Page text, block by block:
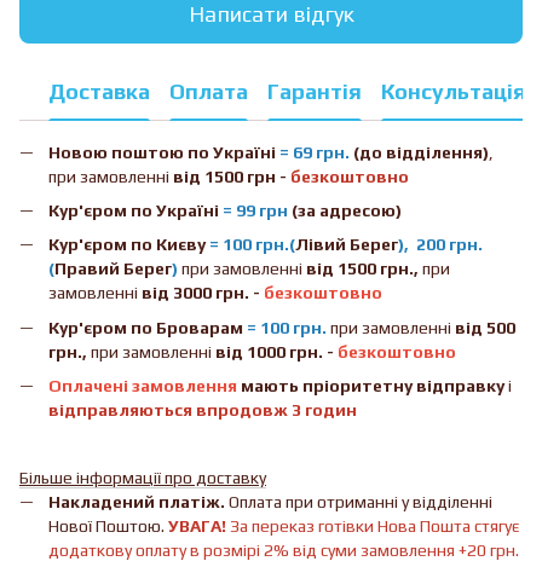
Написати відгук
Доставка Оплата Гарантія Консультація
Новою поштою по Україні = 69 грн. (до відділення)
при замовленні від 1500 грн - безкоштовно
Кур'єром по Україні = 99 грн (за адресою)
Кур'єром по Києву= 100 грн.(Лівий Берег), 200 грн.
(Правий Берег) при замовленні від 1500 грн., при
замовленні від 3000 грн. - безкоштовно
Кур'єром по Броварам = 100 грн. при замовленні від 500
грн., при замовленні від 1000 грн. - безкоштовно
Оплачені замовлення мають пріоритетну відправкуі
відправляються впродовж 3 годин
Більше інформації про доставку
Накладений платіж. Оплата при отриманні у відділенні
Нової Поштою. УВАГА! За переказ готівки Нова Пошта стягує
додаткову оплату в розмірі 2% від суми замовлення +20 грн.